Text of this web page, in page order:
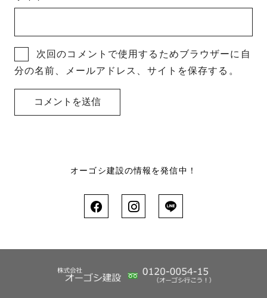
次回のコメントで使用するためブラウザーに自
分の名前、メールアドレス、サイトを保存する。
オーゴシ建設の情報を発信中！